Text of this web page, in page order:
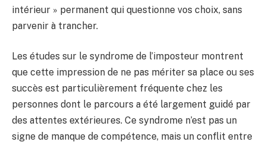
intérieur » permanent qui questionne vos choix, sans
parvenir à trancher.
Les études sur le syndrome de l’imposteur montrent
que cette impression de ne pas mériter sa place ou ses
succès est particulièrement fréquente chez les
personnes dont le parcours a été largement guidé par
des attentes extérieures. Ce syndrome n’est pas un
signe de manque de compétence, mais un conflit entre